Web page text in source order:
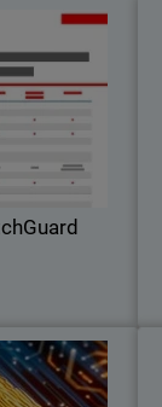
Cloud-basis
nach plattform
Security